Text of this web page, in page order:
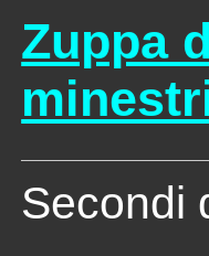
Zuppa
Secondi